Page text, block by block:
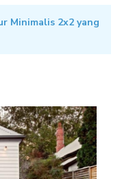
Minimalis 2x2 yang